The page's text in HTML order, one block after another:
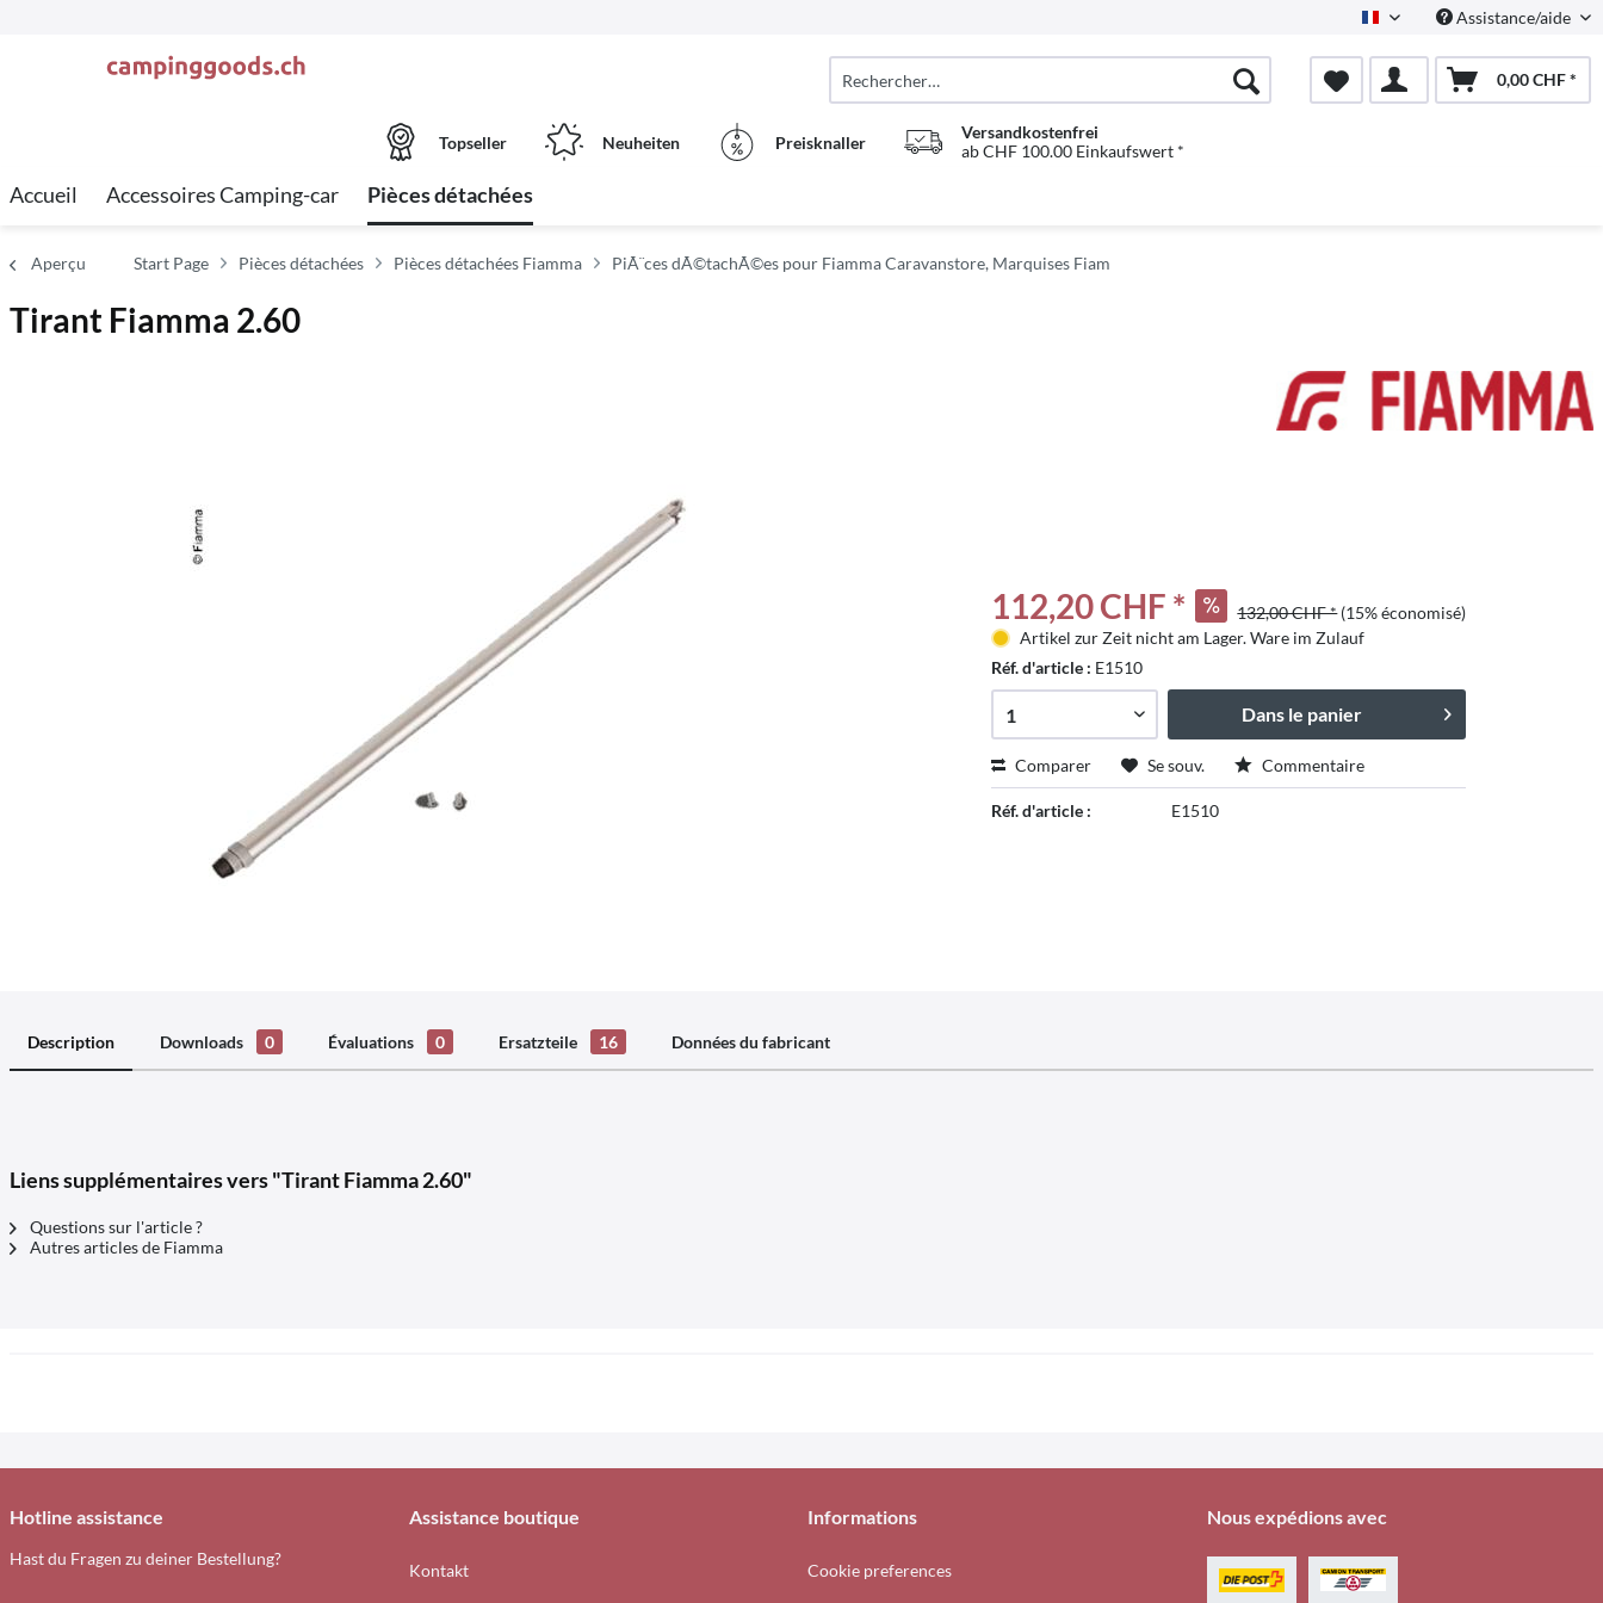
FranzösischAssistance/aide
0,00 CHF *
Topseller Neuheiten Preisknaller
Versandkostenfrei
ab CHF 100.00 Einkaufswert *
Accueil Accessoires Camping-car Pièces détachées
Aperçu Start Page Pièces détachées Pièces détachées Fiamma PiÃ¨ces dÃ©tachÃ©es pour Fiamma Caravanstore, Marquises Fiam
Tirant Fiamma 2.60
112,20 CHF * 132,00 CHF * (15% économisé)
Artikel zur Zeit nicht am Lager. Ware im Zulauf
Réf. d'article : E1510
Dans le panier
Comparer Se souv. Commentaire
Réf. d'article : E1510
Description Downloads 0 Évaluations 0 Ersatzteile 16 Données du fabricant
Liens supplémentaires vers "Tirant Fiamma 2.60"
Questions sur l'article ?
Autres articles de Fiamma
Hotline assistance
Hast du Fragen zu deiner Bestellung?
Assistance boutique
Kontakt
Informations
Cookie preferences
Nous expédions avec